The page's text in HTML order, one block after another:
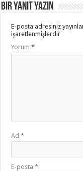
Bir yanıt yazın
E-posta adresiniz
işaretlenmişlerdir
Yorum*
Ad*
E-posta*